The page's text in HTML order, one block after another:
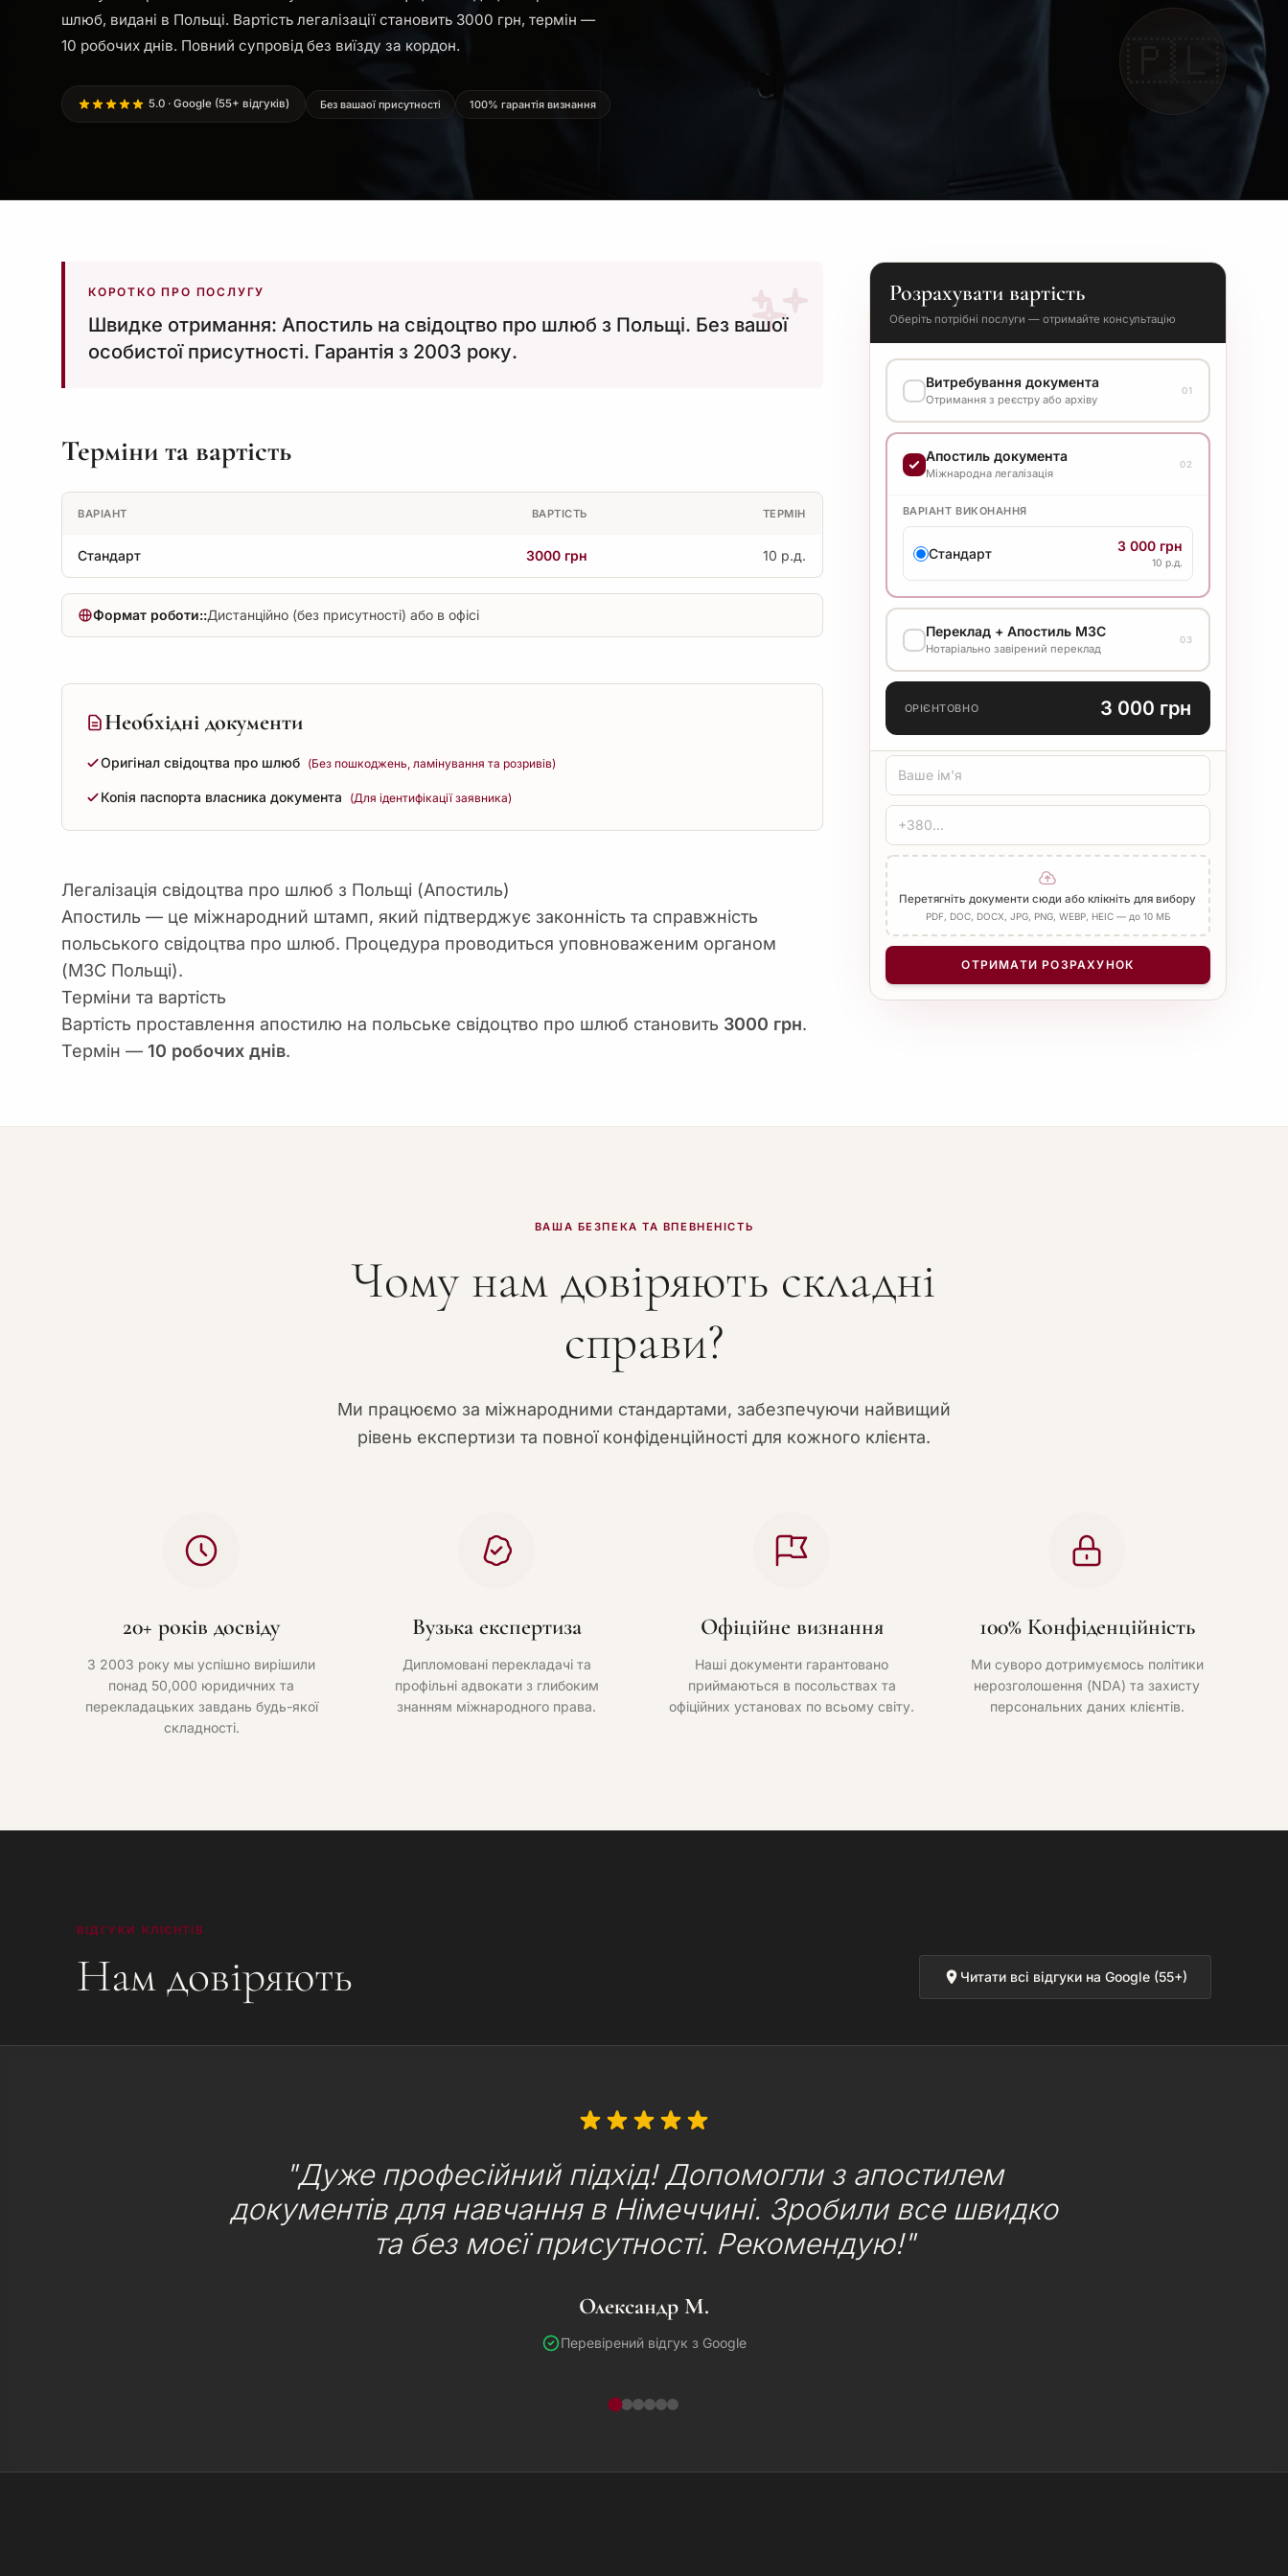
шлюб, видані в Польщі. Вартість легалізації становить 3000 грн, термін —
10 робочих днів. Повний супровід без виїзду за кордон.
5.0 · Google (55+ відгуків) Без вашаої присутності 100% гарантія визнання
КОРОТКО ПРО ПОСЛУГУ
Швидке отримання: Апостиль на свідоцтво про шлюб з Польщі. Без вашої
особистої присутності. Гарантія з 2003 року.
Терміни та вартість
ВАРІАНТ ВАРТІСТЬ ТЕРМІН
Стандарт 3000 грн 10 р.д.
Формат роботи::Дистанційно (без присутності) або в офісі
Необхідні документи
Оригінал свідоцтва про шлюб (Без пошкоджень, ламінування та розривів)
Копія паспорта власника документа (Для ідентифікації заявника)
Легалізація свідоцтва про шлюб з Польщі (Апостиль)
Апостиль — це міжнародний штамп, який підтверджує законність та справжність
польського свідоцтва про шлюб. Процедура проводиться уповноваженим органом
(МЗС Польщі).
Терміни та вартість
Вартість проставлення апостилю на польське свідоцтво про шлюб становить 3000 грн.
Термін — 10 робочих днів.
Розрахувати вартість
Оберіть потрібні послуги — отримайте консультацію
Витребування документа
Отримання з реєстру або архіву
01
ВАРІАНТ ВИКОНАННЯ
Стандарт 7 000 грн
Апостиль документа
Міжнародна легалізація
02
ВАРІАНТ ВИКОНАННЯ
Стандарт 3 000 грн
10 р.д.
Переклад + Апостиль МЗС
Нотаріально завірений переклад
03
ТИП ПЕРЕКЛАДУ
ЗАСВІДЧЕННЯ
Печатка бюро Нотаріус
Додати Апостиль
КІЛЬКІСТЬ СТОРІНОК
+
ОРІЄНТОВНО 3 000 грн
Перетягніть документи сюди або клікніть для вибору
PDF, DOC, DOCX, JPG, PNG, WEBP, HEIC — до 10 МБ
ОТРИМАТИ РОЗРАХУНОК
ВАША БЕЗПЕКА ТА ВПЕВНЕНІСТЬ
Чому нам довіряють складні
справи?
Ми працюємо за міжнародними стандартами, забезпечуючи найвищий
рівень експертизи та повної конфіденційності для кожного клієнта.
20+ років досвіду
З 2003 року мы успішно вирішили
понад 50,000 юридичних та
перекладацьких завдань будь-якої
складності.
Вузька експертиза
Дипломовані перекладачі та
профільні адвокати з глибоким
знанням міжнародного права.
Офіційне визнання
Наші документи гарантовано
приймаються в посольствах та
офіційних установах по всьому світу.
100% Конфіденційність
Ми суворо дотримуємось політики
нерозголошення (NDA) та захисту
персональних даних клієнтів.
ВІДГУКИ КЛІЄНТІВ
Нам довіряють Читати всі відгуки на Google (55+)
"Дуже професійний підхід! Допомогли з апостилем
документів для навчання в Німеччині. Зробили все швидко
та без моєї присутності. Рекомендую!"
Олександр М.
Перевірений відгук з Google